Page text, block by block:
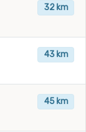
32 km
43 km
45 km